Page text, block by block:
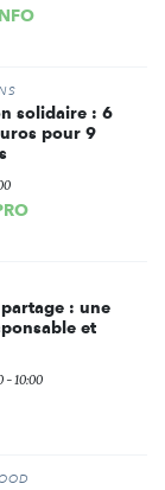
solidaire : 6
pour 9
: une
et
- 10:00